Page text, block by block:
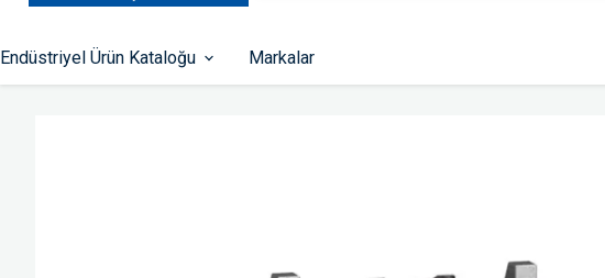
Endüstriyel Ürün Kataloğu Markalar